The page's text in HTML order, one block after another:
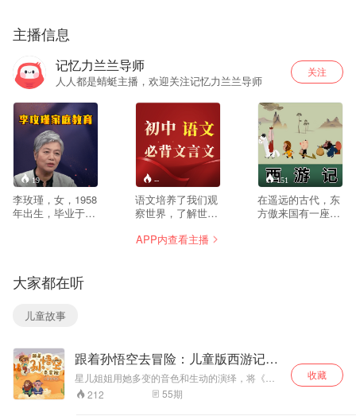
主播信息
记忆力兰兰导师
人人都是蜻蜓主播，欢迎关注记忆力兰兰导师
关注
19
李玫瑾，女，1958
年出生，毕业于中
心理和青少年心理
问题研究，曾对许
多个案进行过详细
调查，由此提出预
人教育抓起。
1977年就读于中国
人民大学哲学系，
1982年1月至今在
中国人民公安大学
--
语文培养了我们观
察世界，了解世界
语文课本中无论是
人！ 语文朗读、记
忆强化、随时收
听、随时学习，让
语文时时刻刻陪伴
151
在遥远的古代，东
方傲来国有一座花
现里面竟然是一个
宽敞、幽静的石
洞，众猴拜石猴为
APP内查看主播
大家都在听
儿童故事
跟着孙悟空去冒险：儿童版西游记奇
幻之旅
星儿姐姐用她多变的音色和生动的演绎，将《西
游记》中的奇幻故事娓娓道来。在她的讲述中，
一个个鲜活的角色跃然耳畔，紧张刺激的冒险情
212 55期
收藏